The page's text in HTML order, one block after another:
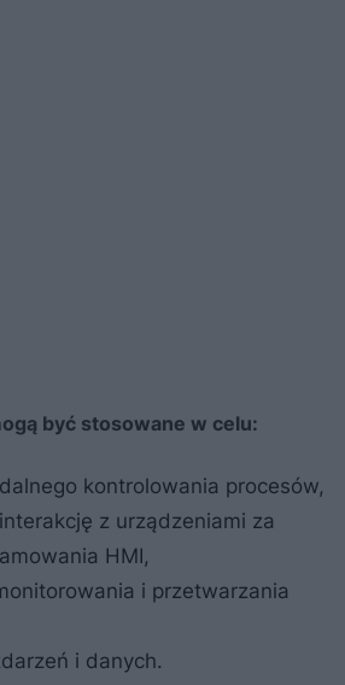
być stosowane w celu:
kontrolowania procesów,
z urządzeniami za
HMI,
i przetwarzania
i danych.